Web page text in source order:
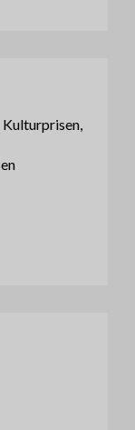
Kulturprisen,